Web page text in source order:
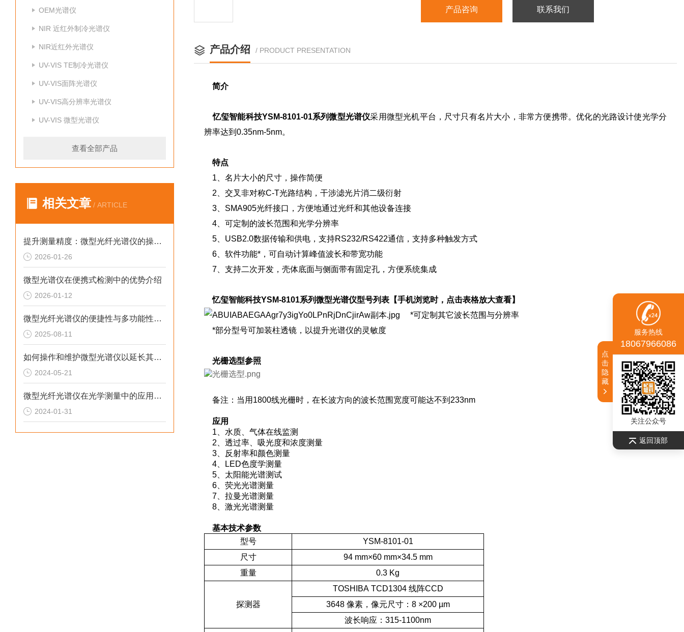
OEM光谱仪
NIR 近红外制冷光谱仪
NIR近红外光谱仪
UV-VIS TE制冷光谱仪
UV-VIS面阵光谱仪
UV-VIS高分辨率光谱仪
UV-VIS 微型光谱仪
查看全部产品
相关文章 / ARTICLE
提升测量精度：微型光纤光谱仪的操作技巧
2026-01-26
微型光谱仪在便携式检测中的优势介绍
2026-01-12
微型光纤光谱仪的便捷性与多功能性探索
2025-08-11
如何操作和维护微型光谱仪以延长其使用寿命
2024-05-21
微型光纤光谱仪在光学测量中的应用与优势
2024-01-31
产品咨询 联系我们
产品介绍 / PRODUCT PRESENTATION
简介
忆玺智能科技YSM-8101-01系列微型光谱仪采用微型光机平台，尺寸只有名片大小，非常方便携带。优化的光路设计使光学分
辨率达到0.35nm-5nm。
特点
1、名片大小的尺寸，操作简便
2、交叉非对称C-T光路结构，干涉滤光片消二级衍射
3、SMA905光纤接口，方便地通过光纤和其他设备连接
4、可定制的波长范围和光学分辨率
5、USB2.0数据传输和供电，支持RS232/RS422通信，支持多种触发方式
6、软件功能*，可自动计算峰值波长和带宽功能
7、支持二次开发，壳体底面与侧面带有固定孔，方便系统集成
忆玺智能科技YSM-8101系列微型光谱仪型号列表【手机浏览时，点击表格放大查看】
*可定制其它波长范围与分辨率
*部分型号可加装柱透镜，以提升光谱仪的灵敏度
光栅选型参照
备注：当用1800线光栅时，在长波方向的波长范围宽度可能达不到233nm
应用
1、水质、气体在线监测
2、透过率、吸光度和浓度测量
3、反射率和颜色测量
4、LED色度学测量
5、太阳能光谱测试
6、荧光光谱测量
7、拉曼光谱测量
8、激光光谱测量
基本技术参数
型号
YSM-8101-01
尺寸
94 mm×60 mm×34.5 mm
重量
0.3 Kg
探测器
TOSHIBA TCD1304 线阵CCD
3648 像素，像元尺寸：8 ×200 µm
波长响应：315-1100nm
服务热线
18067966086
关注公众号
返回顶部
点
击
隐
藏